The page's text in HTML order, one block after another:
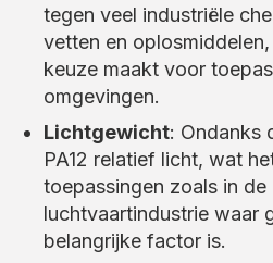
tegen veel industriële
vetten en
keuze maakt voor
omgevingen.
Lichtgewicht: Ondanks
PA12 relatief licht, wat
toepassingen zoals in de
luchtvaartindustrie waar
belangrijke factor is.